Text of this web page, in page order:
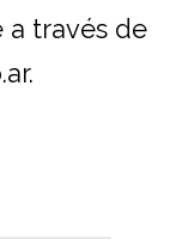
a través de